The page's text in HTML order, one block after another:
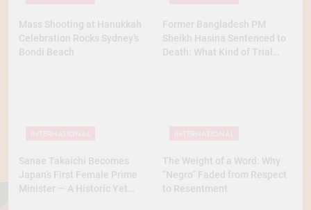
Mass Shooting at Hanukkah
Celebration Rocks Sydney’s
Bondi Beach
Former Bangladesh PM
Sheikh Hasina Sentenced to
Death: What Kind of Trial
Sanae Takaichi Becomes
Japan’s First Female Prime
Minister — A Historic Yet
The Weight of a Word: Why
“Negro” Faded from Respect
to Resentment